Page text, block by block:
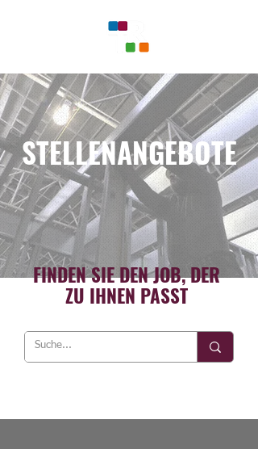
STELLENANGEBOTE
FINDEN SIE DEN JOB, DER
ZU IHNEN PASST